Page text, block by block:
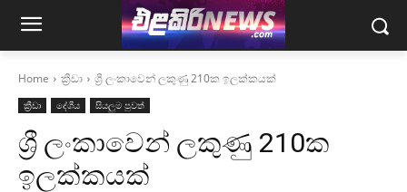
Home ක්‍රීඩා ශ්‍රී ලංකාවෙන් ලකුණු 210ක ඉලක්කයක්
ක්‍රීඩා දේශීය සියලුම පුවත්
ශ්‍රී ලංකාවෙන් ලකුණු 210ක
ඉලක්කයක්